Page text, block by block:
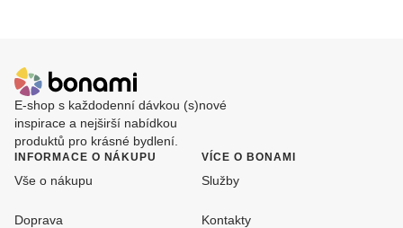
E-shop s každodenní dávkou (s)nové
inspirace a nejširší nabídkou
produktů pro krásné bydlení.
INFORMACE O NÁKUPU
Vše o nákupu
Doprava
VÍCE O BONAMI
Služby
Kontakty